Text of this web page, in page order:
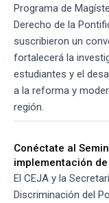
Programa de
Derecho de la
suscribieron un
fortalecerá la
estudiantes y el
a la reforma y
región.
Conéctate al
implementación de
El CEJA y la
Discriminación del